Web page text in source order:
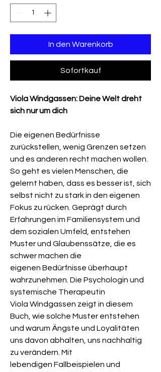
In den Warenkorb
Sofortkauf
Viola Windgassen: Deine Welt dreht
sich nur um dich
Die eigenen Bedürfnisse
zurückstellen, wenig Grenzen setzen
und es anderen recht machen wollen.
So geht es vielen Menschen, die
gelernt haben, dass es besser ist, sich
selbst nicht zu stark in den eigenen
Fokus zu rücken. Geprägt durch
Erfahrungen im Familiensystem und
dem sozialen Umfeld, entstehen
Muster und Glaubenssätze, die es
schwer machen die
eigenen Bedürfnisse überhaupt
wahrzunehmen. Die Psychologin und
systemische Therapeutin
Viola Windgassen zeigt in diesem
Buch, wie solche Muster entstehen
und warum Ängste und Loyalitäten
uns davon abhalten, uns nachhaltig
zu verändern. Mit
lebendigen Fallbeispielen und